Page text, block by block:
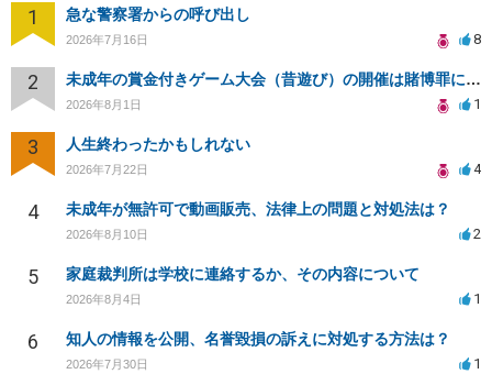
1 急な警察署からの呼び出し
2026年7月16日 8
2 未成年の賞金付きゲーム大会（昔遊び）の開催は賭博罪になりますか？
2026年8月1日 1
3 人生終わったかもしれない
2026年7月22日 4
4 未成年が無許可で動画販売、法律上の問題と対処法は？
2026年8月10日 2
5 家庭裁判所は学校に連絡するか、その内容について
2026年8月4日 1
6 知人の情報を公開、名誉毀損の訴えに対処する方法は？
2026年7月30日 1